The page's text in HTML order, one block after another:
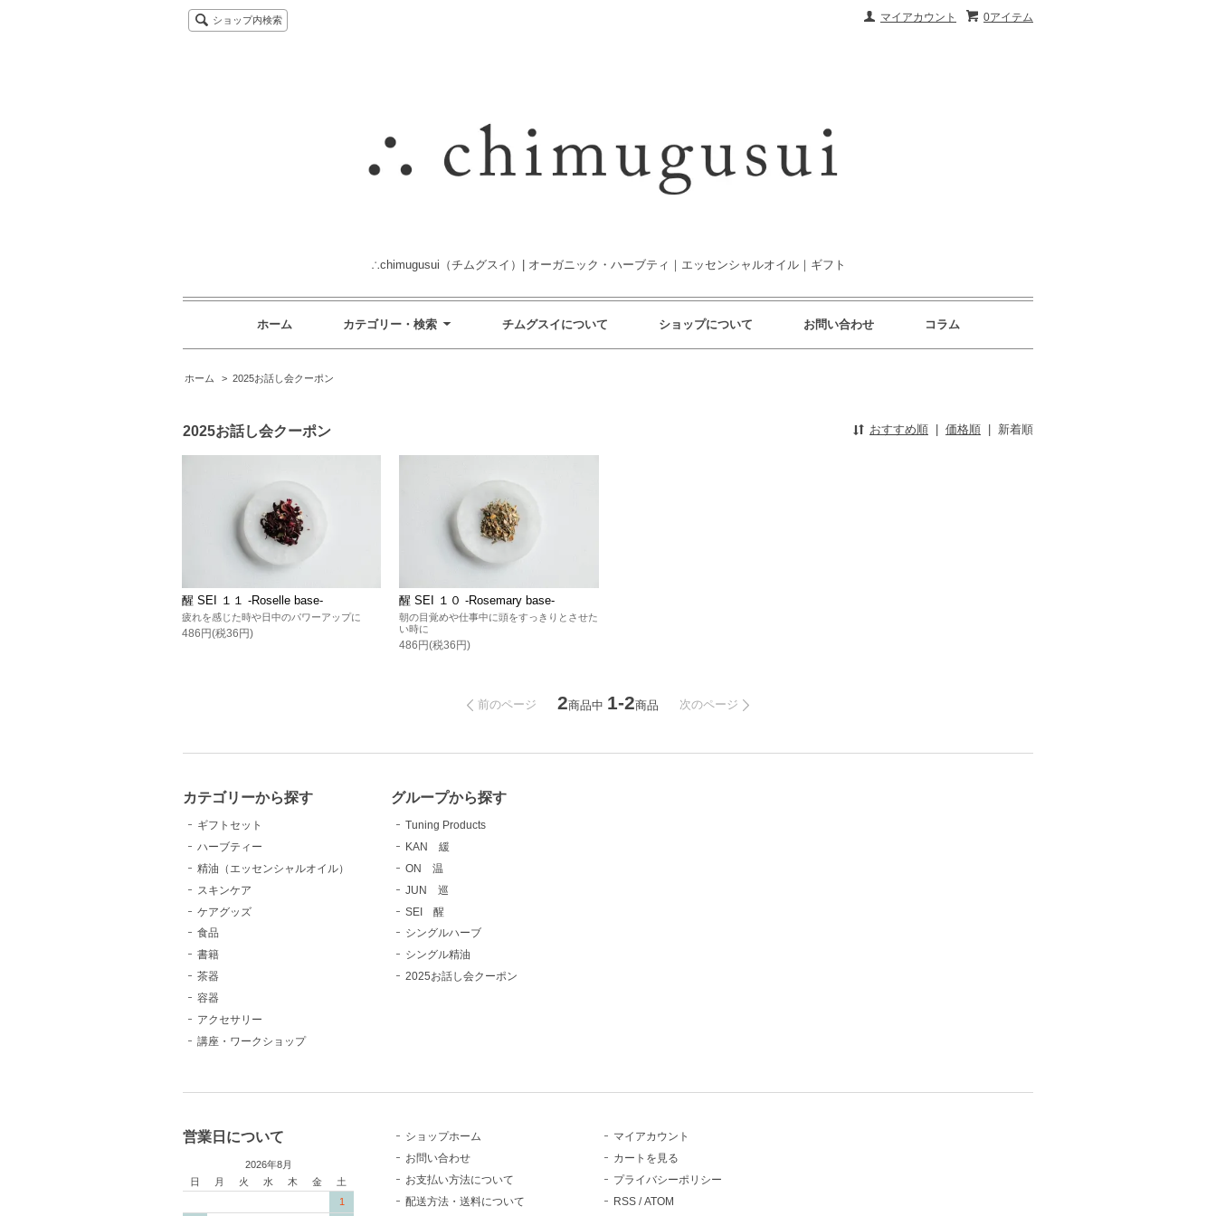
0アイテム
マイアカウント
ショップ内検索
∴chimugusui（チムグスイ）| オーガニック・ハーブティ｜エッセンシャルオイル｜ギフト
ホーム カテゴリー・検索 チムグスイについて ショップについて お問い合わせ コラム
ホーム > 2025お話し会クーポン
2025お話し会クーポン おすすめ順 価格順 新着順
醒 SEI １１ -Roselle base-
疲れを感じた時や日中のパワーアップに
486円(税36円)
醒 SEI １０ -Rosemary base-
朝の目覚めや仕事中に頭をすっきりとさせた
い時に
486円(税36円)
前のページ 2商品中 1-2商品 次のページ
カテゴリーから探す
ギフトセット
ハーブティー
精油（エッセンシャルオイル）
スキンケア
ケアグッズ
食品
書籍
茶器
容器
アクセサリー
講座・ワークショップ
グループから探す
Tuning Products
KAN 緩
ON 温
JUN 巡
SEI 醒
シングルハーブ
シングル精油
2025お話し会クーポン
営業日について
2026年8月
日
月 火 水 木 金
土
1
ショップホーム
お問い合わせ
お支払い方法について
配送方法・送料について
マイアカウント
カートを見る
プライバシーポリシー
RSS /ATOM